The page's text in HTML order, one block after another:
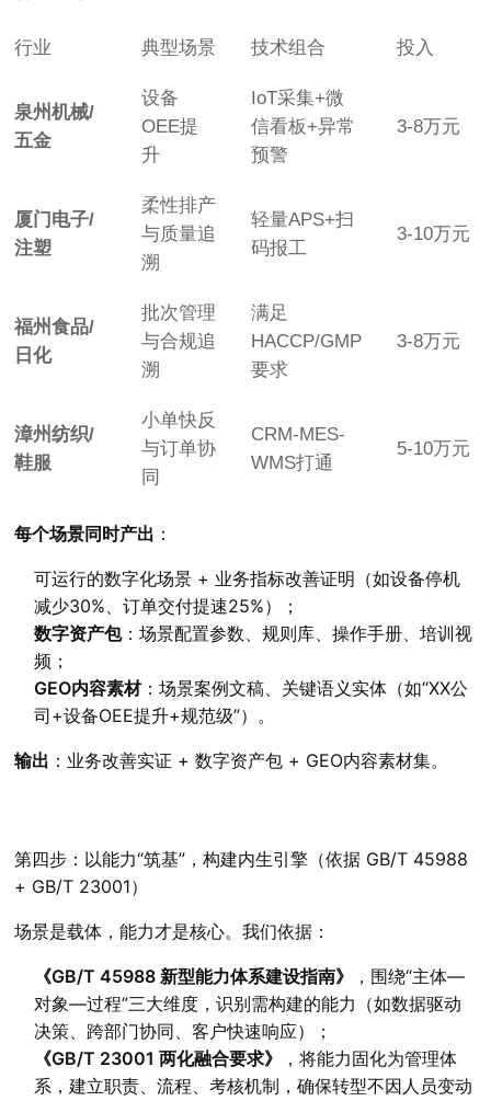
行业 典型场景 技术组合 投入
泉州机械/
五金
设备
OEE提
升
IoT采集+微
信看板+异常
预警
3-8万元
厦门电子/
注塑
柔性排产
与质量追
溯
轻量APS+扫
码报工
3-10万元
福州食品/
日化
批次管理
与合规追
溯
满足
HACCP/GMP
要求
3-8万元
漳州纺织/
鞋服
小单快反
与订单协
同
CRM-MES-
WMS打通
5-10万元
每个场景同时产出 ：
可运行的数字化场景 + 业务指标改善证明（如设备停机
减少30%、订单交付提速25%）；
数字资产包：场景配置参数、规则库、操作手册、培训视
频；
GEO内容素材：场景案例文稿、关键语义实体（如“XX公
司+设备OEE提升+规范级”）。
输出 ：业务改善实证 + 数字资产包 + GEO内容素材集。
第四步：以能力“筑基”，构建内生引擎（依据 GB/T 45988
+ GB/T 23001）
场景是载体，能力才是核心。我们依据：
《GB/T 45988 新型能力体系建设指南》
，围绕“主体—
对象—过程”三大维度，识别需构建的能力（如数据驱动
决策、跨部门协同、客户快速响应）；
《GB/T 23001 两化融合要求》
，将能力固化为管理体
系，建立职责、流程、考核机制，确保转型不因人员变动